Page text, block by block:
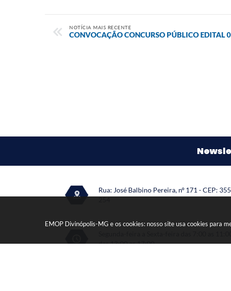
EMOP Divinópolis-MG e os cookies: nosso site usa cookies para
NOTÍCIA MAIS RECENTE
CONVOCAÇÃO CONCURSO PÚBLICO EDITAL
Rua: José Balbino Pereira, nº 171 - CEP:
das 13:00 as 17:00.